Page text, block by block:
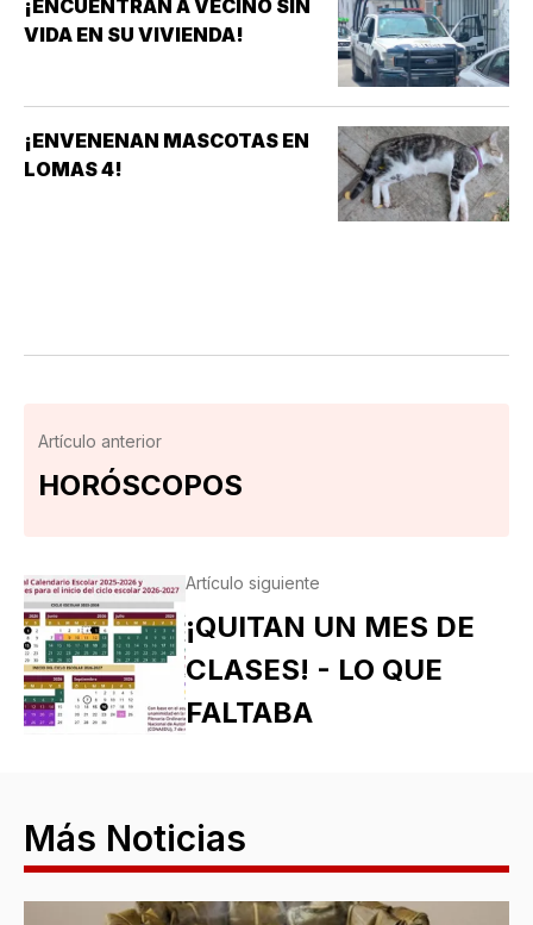
¡ENCUENTRAN A VECINO SIN
VIDA EN SU VIVIENDA!
¡ENVENENAN MASCOTAS EN
LOMAS 4!
Artículo anterior
HORÓSCOPOS
Artículo siguiente
¡QUITAN UN MES DE
CLASES! - LO QUE
FALTABA
Más Noticias